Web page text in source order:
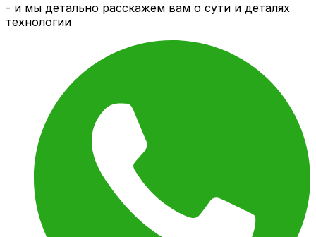
- и мы детально расскажем вам о сути и деталях
технологии